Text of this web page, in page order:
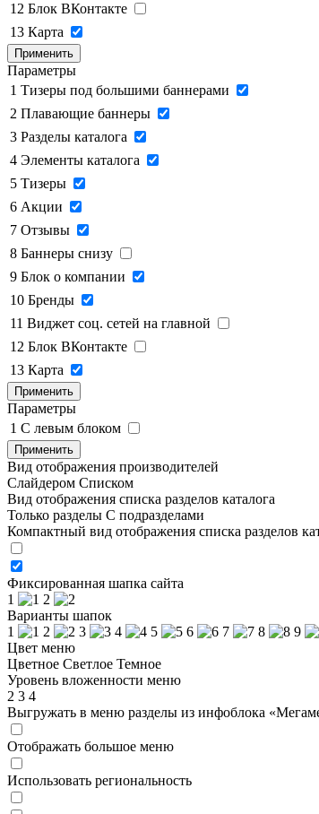
12 Блок ВКонтакте
13 Карта
Применить
Параметры
1 Тизеры под большими баннерами
2 Плавающие баннеры
3 Разделы каталога
4 Элементы каталога
5 Тизеры
6 Акции
7 Отзывы
8 Баннеры снизу
9 Блок о компании
10 Бренды
11 Виджет соц. сетей на главной
12 Блок ВКонтакте
13 Карта
Применить
Параметры
1 C левым блоком
Применить
Вид отображения производителей
Слайдером Списком
Вид отображения списка разделов каталога
Только разделы С подразделами
Компактный вид отображения списка разделов
Фиксированная шапка сайта
1
2
Варианты шапок
1
2 3 4 5 6 7 8 9
Цвет меню
Цветное Светлое Темное
Уровень вложенности меню
2 3 4
Выгружать в меню разделы из инфоблока
Отображать большое меню
Использовать региональность